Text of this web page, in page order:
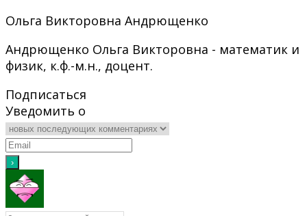
Ольга Викторовна Андрющенко
Андрющенко Ольга Викторовна - математик и
физик, к.ф.-м.н., доцент.
Подписаться
Уведомить о